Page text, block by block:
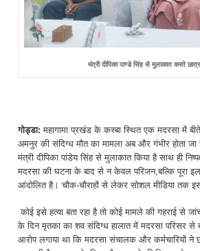
मंत्री दीपिका पाण्डे सिंह से मुलाकात करते
गोड्डा:महागामा प्रखंड के कस्बा स्थित एक मदरसा में बीते
अमनुर की संदिग्ध मौत का मामला अब और गंभीर होता जा
मंत्री दीपिका पांडेय सिंह से मुलाकात किया है साथ ही
मदरसा की घटना के बाद से न केवल परिजन,बल्कि पूरा
आंदोलित है। चौक-चौराहों से लेकर सोशल मीडिया तक
कोई इसे हत्या बता रहा है तो कोई मामले की गहराई से
के दिन मृतका का शव संदिग्ध हालात में मदरसा परिसर से
आरोप लगाया था कि मदरसा संचालक और कर्मचारियों ने